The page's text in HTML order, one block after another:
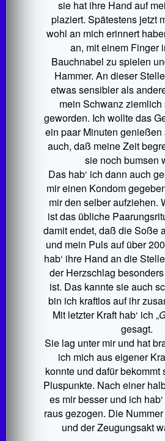
sie hat ihre Hand auf
plaziert. Spätestens jetzt
wohl an mich erinnert
an, mit einem Finger
Bauchnabel zu spielen
Hammer. An dieser
etwas sensibler als
mein Schwanz
geworden. Ich wollte das
ein paar Minuten
auch, daß meine Zeit
sie noch bumsen
Das hab‘ ich dann auch
mir einen Kondom
mir den selber aufziehen.
ist das übliche
damit endet, daß die Soße
und mein Puls auf über
hab‘ ihre Hand an die
der Herzschlag
ist. Das kannte sie auch
bin ich kraftlos auf ihr
Mit letzter Kraft hab‘ ich „
gesagt.
Sie lag unter mir und hat
ich mich aus eigener
konnte und dafür bekommt
Pluspunkte. Nach einer
es mir besser und ich
raus gezogen. Die
und der Zeugungsakt